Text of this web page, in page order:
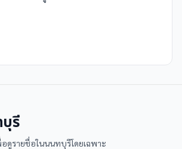
รี
อดูรายชื่อในนนทบุรีโดยเฉพาะ